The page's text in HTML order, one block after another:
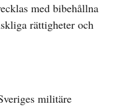
med bibehållna
rättigheter och
militäre